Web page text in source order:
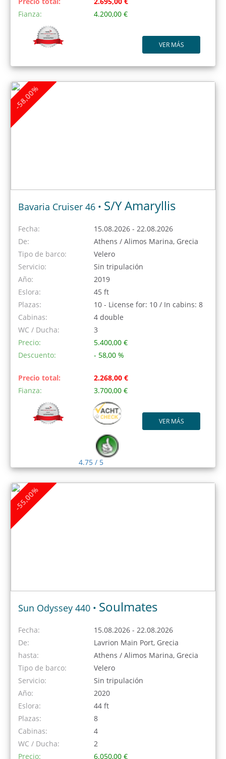
Fianza:
4.200,00 €
VER MÁS
-58,00%
Bavaria Cruiser 46 • S/Y Amaryllis
Fecha:
15.08.2026 - 22.08.2026
De:
Athens / Alimos Marina, Grecia
Tipo de barco:
Velero
Servicio:
Sin tripulación
Año:
2019
Eslora:
45 ft
Plazas:
10 - License for: 10 / In cabins: 8
Cabinas:
4 double
WC / Ducha:
3
Precio:
5.400,00 €
Descuento:
- 58,00 %
Precio total:
2.268,00 €
Fianza:
3.700,00 €
4.75 / 5
VER MÁS
-55,00%
Sun Odyssey 440 • Soulmates
Fecha:
15.08.2026 - 22.08.2026
De:
Lavrion Main Port, Grecia
hasta:
Athens / Alimos Marina, Grecia
Tipo de barco:
Velero
Servicio:
Sin tripulación
Año:
2020
Eslora:
44 ft
Plazas:
8
Cabinas:
4
WC / Ducha:
2
Precio:
6.050,00 €